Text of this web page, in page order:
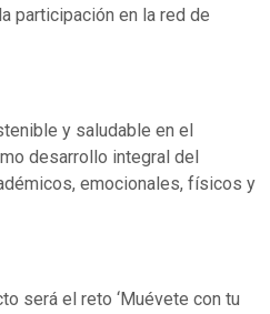
participación en la red de
y saludable en el
desarrollo integral del
emocionales, físicos y
será el reto ‘Muévete con tu